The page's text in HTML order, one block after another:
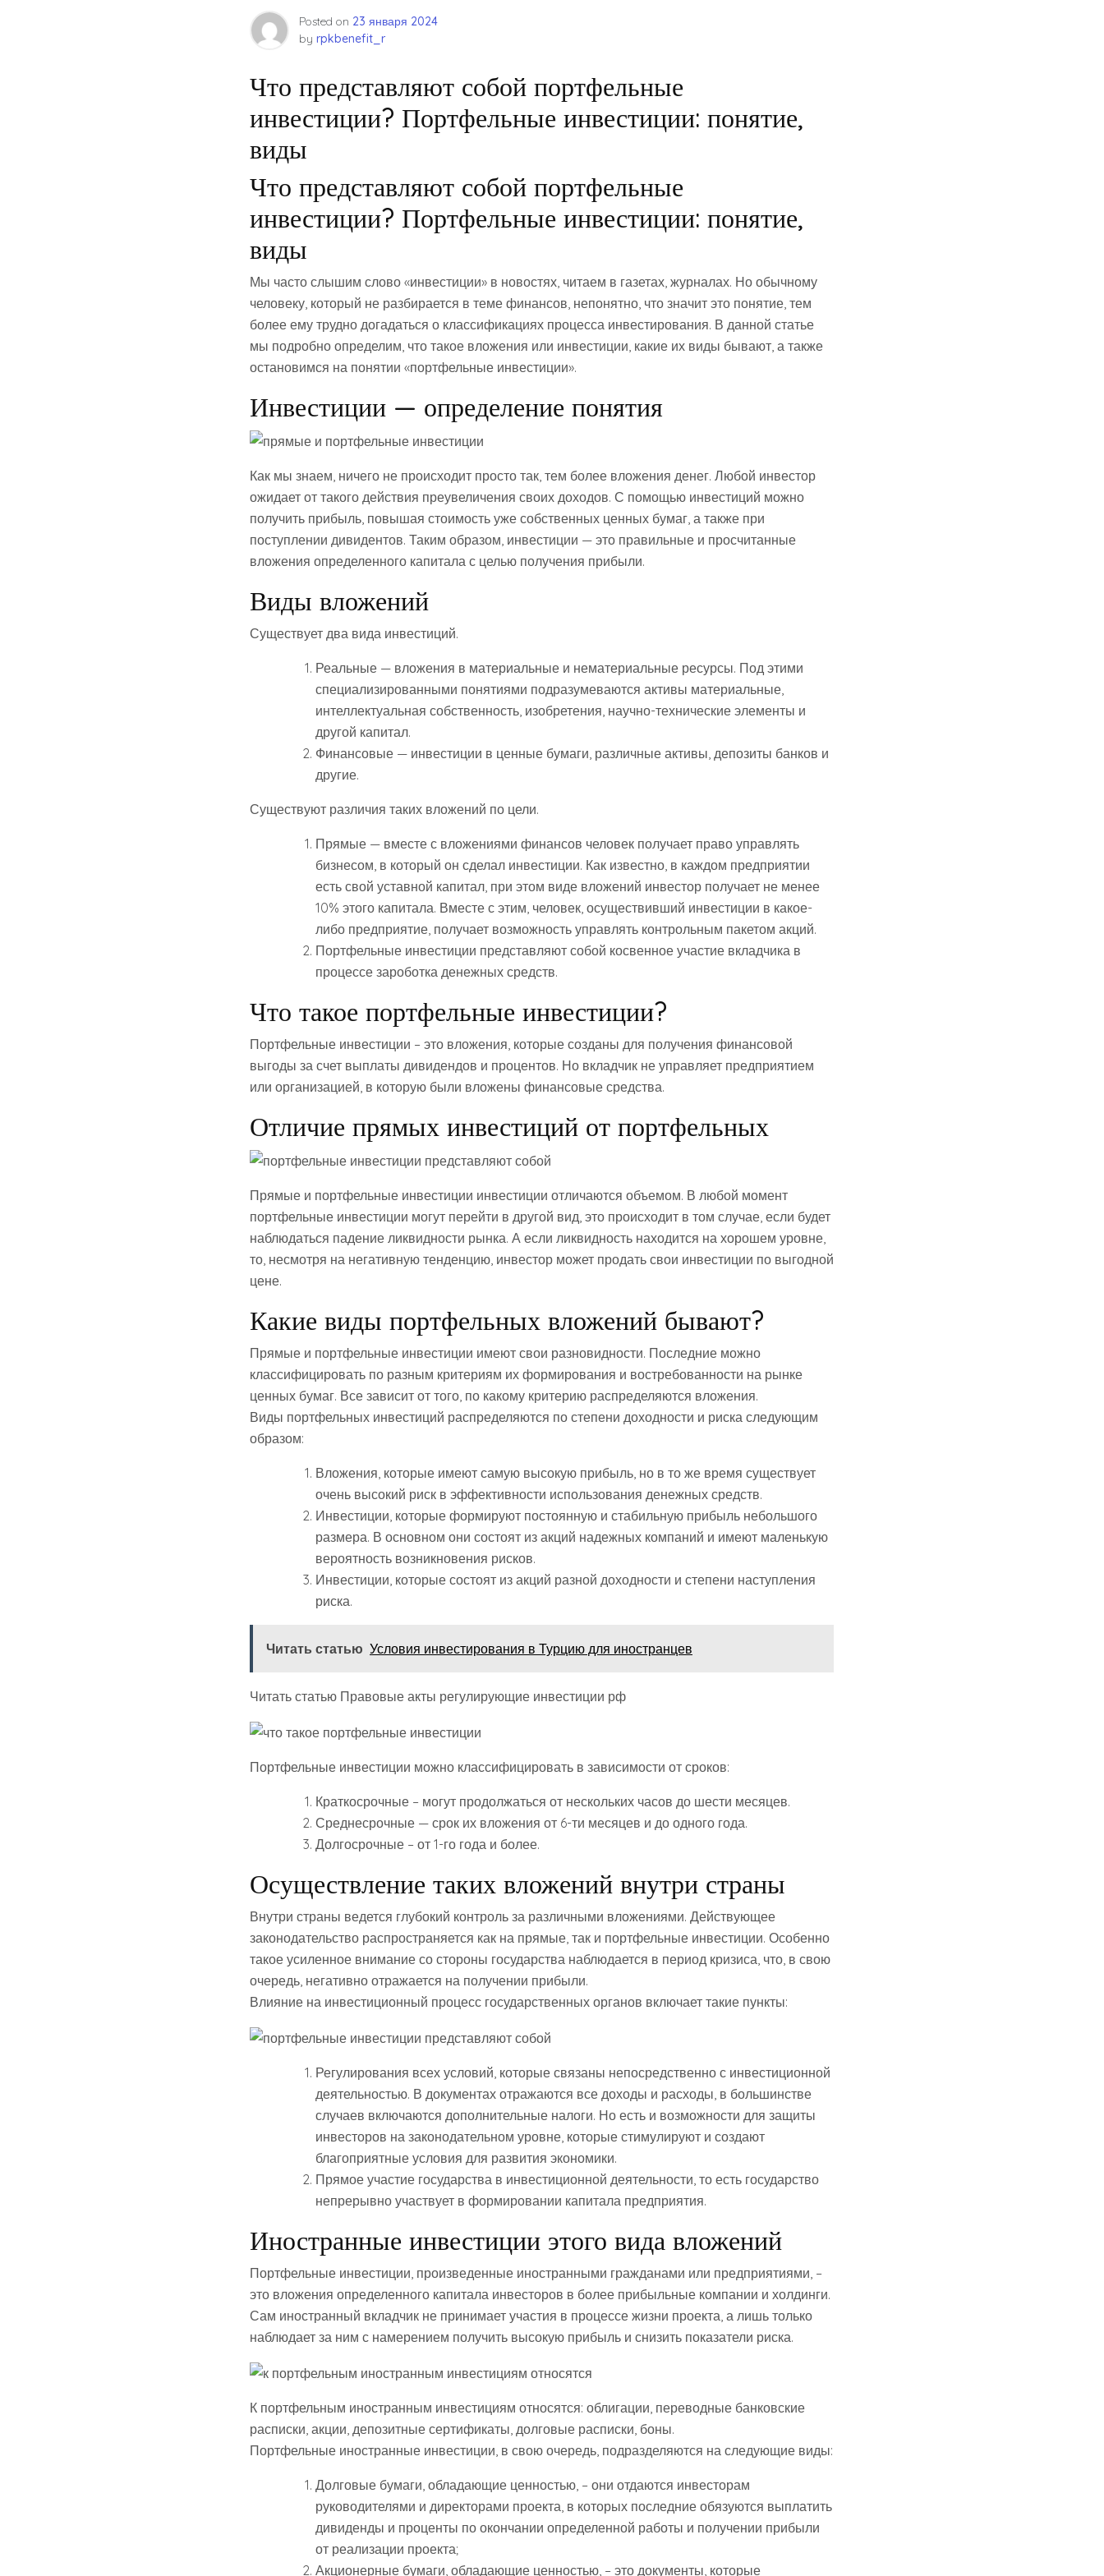
Posted on 23 января 2024
by rpkbenefit_r
Что представляют собой портфельные
инвестиции? Портфельные инвестиции: понятие,
виды
Что представляют собой портфельные
инвестиции? Портфельные инвестиции: понятие,
виды
Мы часто слышим слово «инвестиции» в новостях, читаем в газетах, журналах. Но обычному
человеку, который не разбирается в теме финансов, непонятно, что значит это понятие, тем
более ему трудно догадаться о классификациях процесса инвестирования. В данной статье
мы подробно определим, что такое вложения или инвестиции, какие их виды бывают, а также
остановимся на понятии «портфельные инвестиции».
Инвестиции — определение понятия
Как мы знаем, ничего не происходит просто так, тем более вложения денег. Любой инвестор
ожидает от такого действия преувеличения своих доходов. С помощью инвестиций можно
получить прибыль, повышая стоимость уже собственных ценных бумаг, а также при
поступлении дивидентов. Таким образом, инвестиции — это правильные и просчитанные
вложения определенного капитала с целью получения прибыли.
Виды вложений
Существует два вида инвестиций.
Реальные — вложения в материальные и нематериальные ресурсы. Под этими
специализированными понятиями подразумеваются активы материальные,
интеллектуальная собственность, изобретения, научно-технические элементы и
другой капитал.
Финансовые — инвестиции в ценные бумаги, различные активы, депозиты банков и
другие.
Существуют различия таких вложений по цели.
Прямые — вместе с вложениями финансов человек получает право управлять
бизнесом, в который он сделал инвестиции. Как известно, в каждом предприятии
есть свой уставной капитал, при этом виде вложений инвестор получает не менее
10% этого капитала. Вместе с этим, человек, осуществивший инвестиции в какое-
либо предприятие, получает возможность управлять контрольным пакетом акций.
Портфельные инвестиции представляют собой косвенное участие вкладчика в
процессе зароботка денежных средств.
Что такое портфельные инвестиции?
Портфельные инвестиции – это вложения, которые созданы для получения финансовой
выгоды за счет выплаты дивидендов и процентов. Но вкладчик не управляет предприятием
или организацией, в которую были вложены финансовые средства.
Отличие прямых инвестиций от портфельных
Прямые и портфельные инвестиции инвестиции отличаются объемом. В любой момент
портфельные инвестиции могут перейти в другой вид, это происходит в том случае, если будет
наблюдаться падение ликвидности рынка. А если ликвидность находится на хорошем уровне,
то, несмотря на негативную тенденцию, инвестор может продать свои инвестиции по выгодной
цене.
Какие виды портфельных вложений бывают?
Прямые и портфельные инвестиции имеют свои разновидности. Последние можно
классифицировать по разным критериям их формирования и востребованности на рынке
ценных бумаг. Все зависит от того, по какому критерию распределяются вложения.
Виды портфельных инвестиций распределяются по степени доходности и риска следующим
образом:
Вложения, которые имеют самую высокую прибыль, но в то же время существует
очень высокий риск в эффективности использования денежных средств.
Инвестиции, которые формируют постоянную и стабильную прибыль небольшого
размера. В основном они состоят из акций надежных компаний и имеют маленькую
вероятность возникновения рисков.
Инвестиции, которые состоят из акций разной доходности и степени наступления
риска.
Читать статью Условия инвестирования в Турцию для иностранцев
Читать статью Правовые акты регулирующие инвестиции рф
Портфельные инвестиции можно классифицировать в зависимости от сроков:
Краткосрочные – могут продолжаться от нескольких часов до шести месяцев.
Среднесрочные — срок их вложения от 6-ти месяцев и до одного года.
Долгосрочные – от 1-го года и более.
Осуществление таких вложений внутри страны
Внутри страны ведется глубокий контроль за различными вложениями. Действующее
законодательство распространяется как на прямые, так и портфельные инвестиции. Особенно
такое усиленное внимание со стороны государства наблюдается в период кризиса, что, в свою
очередь, негативно отражается на получении прибыли.
Влияние на инвестиционный процесс государственных органов включает такие пункты:
Регулирования всех условий, которые связаны непосредственно с инвестиционной
деятельностью. В документах отражаются все доходы и расходы, в большинстве
случаев включаются дополнительные налоги. Но есть и возможности для защиты
инвесторов на законодательном уровне, которые стимулируют и создают
благоприятные условия для развития экономики.
Прямое участие государства в инвестиционной деятельности, то есть государство
непрерывно участвует в формировании капитала предприятия.
Иностранные инвестиции этого вида вложений
Портфельные инвестиции, произведенные иностранными гражданами или предприятиями, –
это вложения определенного капитала инвесторов в более прибыльные компании и холдинги.
Сам иностранный вкладчик не принимает участия в процессе жизни проекта, а лишь только
наблюдает за ним с намерением получить высокую прибыль и снизить показатели риска.
К портфельным иностранным инвестициям относятся: облигации, переводные банковские
расписки, акции, депозитные сертификаты, долговые расписки, боны.
Портфельные иностранные инвестиции, в свою очередь, подразделяются на следующие виды:
Долговые бумаги, обладающие ценностью, – они отдаются инвесторам
руководителями и директорами проекта, в которых последние обязуются выплатить
дивиденды и проценты по окончании определенной работы и получении прибыли
от реализации проекта;
Акционерные бумаги, обладающие ценностью, – это документы, которые